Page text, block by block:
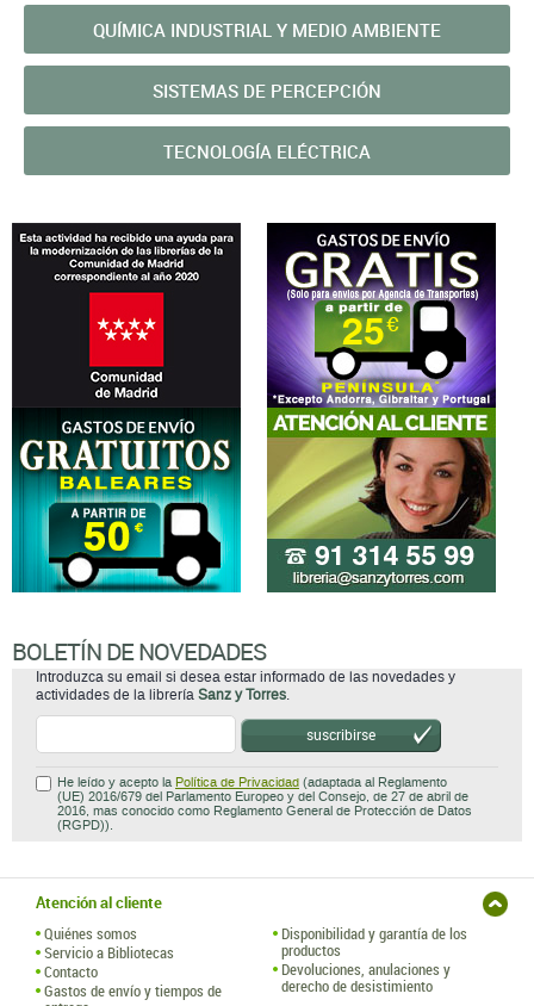
QUÍMICA INDUSTRIAL Y MEDIO AMBIENTE
SISTEMAS DE PERCEPCIÓN
TECNOLOGÍA ELÉCTRICA
BOLETÍN DE NOVEDADES
Introduzca su email si desea estar informado de las novedades y
actividades de la librería Sanz y Torres.
suscribirse
He leído y acepto la Política de Privacidad (adaptada al Reglamento
(UE) 2016/679 del Parlamento Europeo y del Consejo, de 27 de abril de
2016, mas conocido como Reglamento General de Protección de Datos
(RGPD)).
Atención al cliente
Quiénes somos
Servicio a Bibliotecas
Contacto
Gastos de envío y tiempos de
Disponibilidad y garantía de los
productos
Devoluciones, anulaciones y
derecho de desistimiento